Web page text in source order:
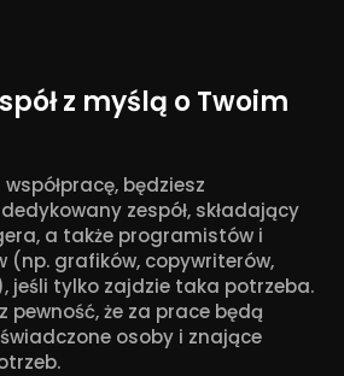
z myślą o Twoim
będziesz
zespół, składający
a także programistów i
(np. grafików, copywriterów,
jeśli tylko zajdzie taka potrzeba.
pewność, że za prace będą
osoby i znające